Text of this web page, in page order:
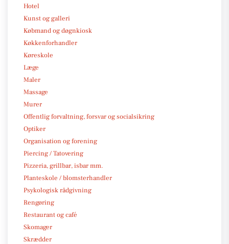
Hotel
Kunst og galleri
Købmand og døgnkiosk
Køkkenforhandler
Køreskole
Læge
Maler
Massage
Murer
Offentlig forvaltning, forsvar og socialsikring
Optiker
Organisation og forening
Piercing / Tatovering
Pizzeria, grillbar, isbar mm.
Planteskole / blomsterhandler
Psykologisk rådgivning
Rengøring
Restaurant og café
Skomager
Skrædder